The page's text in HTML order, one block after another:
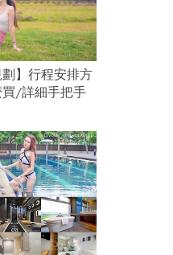
劃】行程安排方
/詳細手把手